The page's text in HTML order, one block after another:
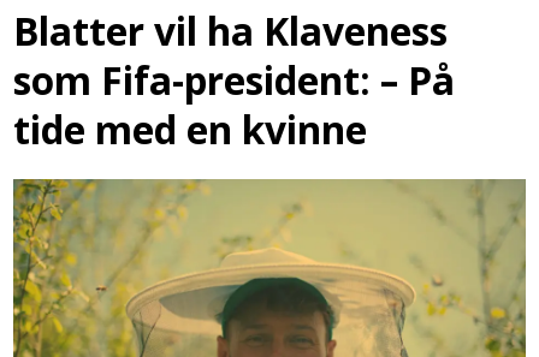
Blatter vil ha Klaveness
som Fifa-president: – På
tide med en kvinne